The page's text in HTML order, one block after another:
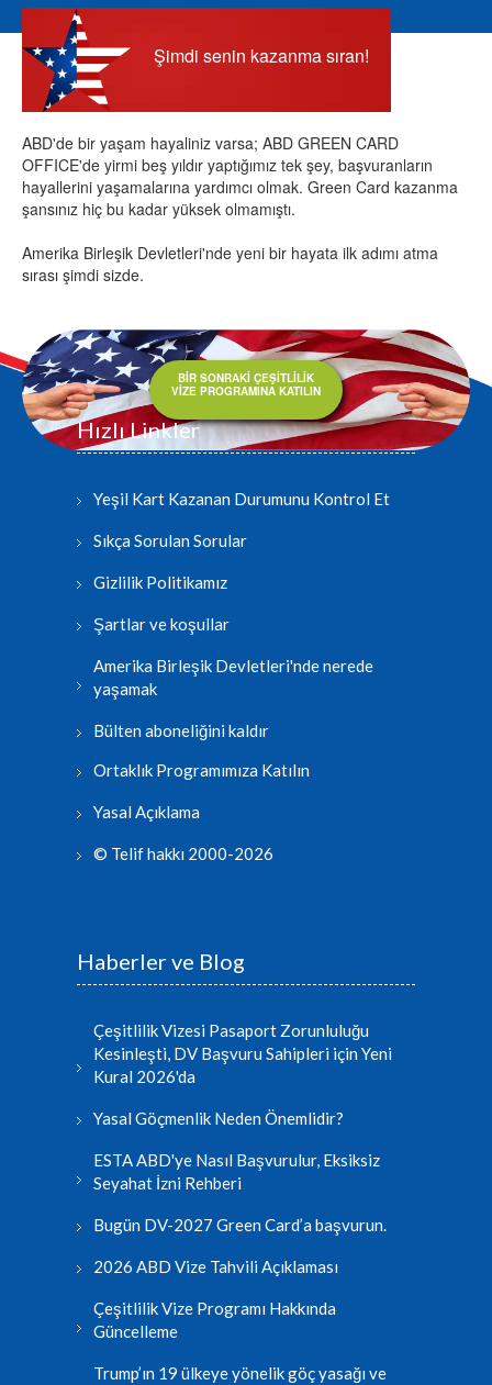
Şimdi senin kazanma sıran!
ABD'de bir yaşam hayaliniz varsa; ABD GREEN CARD
OFFICE'de yirmi beş yıldır yaptığımız tek şey, başvuranların
hayallerini yaşamalarına yardımcı olmak. Green Card kazanma
şansınız hiç bu kadar yüksek olmamıştı.
Amerika Birleşik Devletleri'nde yeni bir hayata ilk adımı atma
sırası şimdi sizde.
BİR SONRAKİ ÇEŞİTLİLİK
VİZE PROGRAMINA KATILIN
Hızlı Linkler
Yeşil Kart Kazanan Durumunu Kontrol Et
Sıkça Sorulan Sorular
Gizlilik Politikamız
Şartlar ve koşullar
Amerika Birleşik Devletleri'nde nerede
yaşamak
Bülten aboneliğini kaldır
Ortaklık Programımıza Katılın
Yasal Açıklama
© Telif hakkı 2000-2026
Haberler ve Blog
Çeşitlilik Vizesi Pasaport Zorunluluğu
Kesinleşti, DV Başvuru Sahipleri için Yeni
Kural 2026'da
Yasal Göçmenlik Neden Önemlidir?
ESTA ABD'ye Nasıl Başvurulur, Eksiksiz
Seyahat İzni Rehberi
Bugün DV-2027 Green Card’a başvurun.
2026 ABD Vize Tahvili Açıklaması
Çeşitlilik Vize Programı Hakkında
Güncelleme
Trump’ın 19 ülkeye yönelik göç yasağı ve